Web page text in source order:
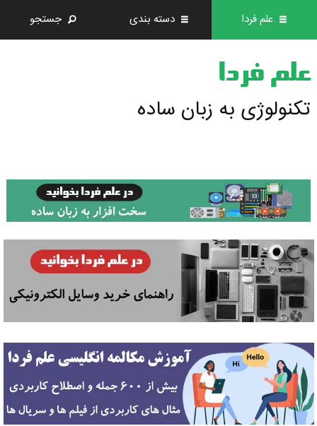
علم فردا دسته بندی جستجو
علم فردا
تکنولوژی به زبان ساده